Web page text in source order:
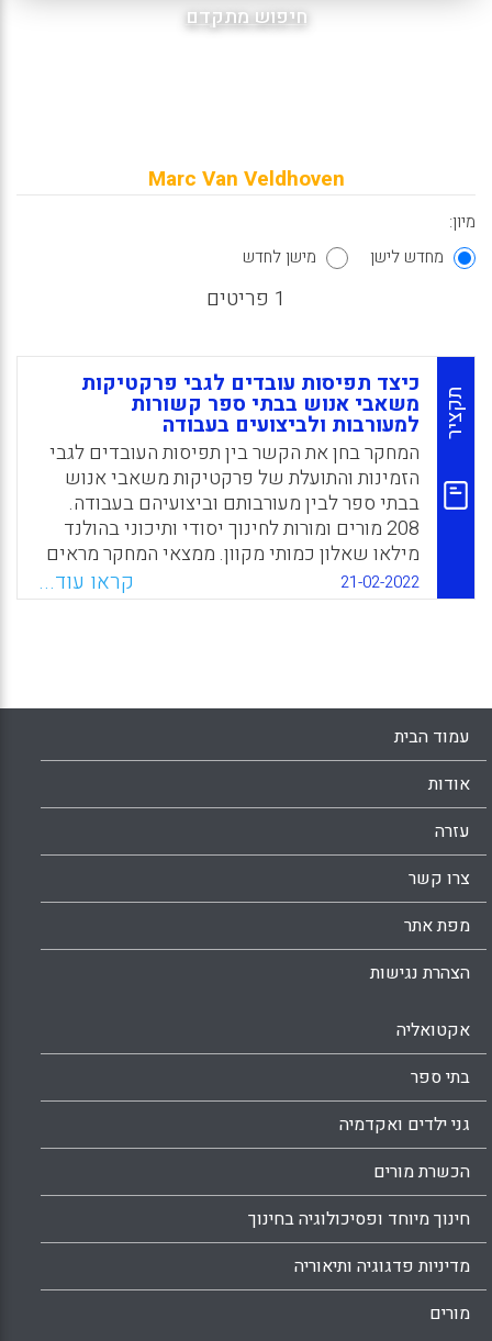
חיפוש מתקדם
Marc Van Veldhoven
מיון:
מחדש לישן
מישן לחדש
1 פריטים
תקציר
כיצד תפיסות עובדים לגבי פרקטיקות
משאבי אנוש בבתי ספר קשורות
למעורבות ולביצועים בעבודה
המחקר בחן את הקשר בין תפיסות העובדים לגבי
הזמינות והתועלת של פרקטיקות משאבי אנוש
בבתי ספר לבין מעורבותם וביצועיהם בעבודה.
208 מורים ומורות לחינוך יסודי ותיכוני בהולנד
מילאו שאלון כמותי מקוון. ממצאי המחקר מראים
שתפיסות לגבי הזמינות והאפקטיביות של שיטות
משאבי אנוש קשורות למעורבות של המורים
מצביעים על כך שלסוגים שונים של פרקטיקות
משאבי אנוש עשויות להיות השפעות שונות על
מעורבות בעבודה וביצועי עבודה.
WhatsApp
Facebook
Email
X
21-02-2022 קראו עוד...
עמוד הבית
אודות
עזרה
צרו קשר
מפת אתר
הצהרת נגישות
אקטואליה
בתי ספר
גני ילדים ואקדמיה
הכשרת מורים
חינוך מיוחד ופסיכולוגיה בחינוך
מדיניות פדגוגיה ותיאוריה
מורים